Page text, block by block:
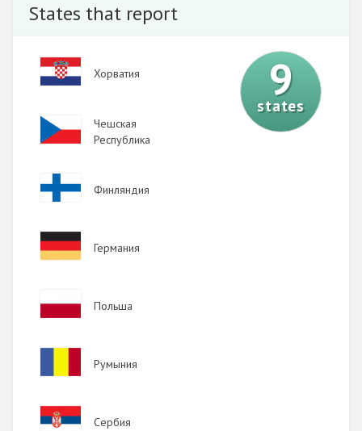
States that report
Image
Хорватия
Image
Чешская
Республика
Image
Финляндия
Image
Германия
Польша
Румыния
Image
Сербия
9
states